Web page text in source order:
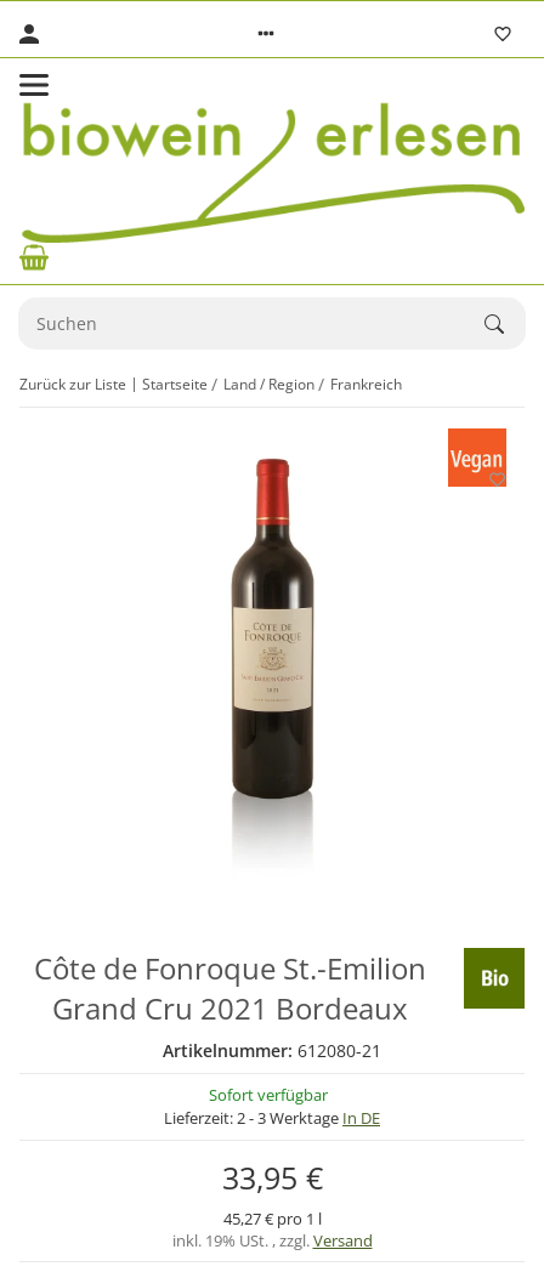
Zurück zur Liste Startseite Land / Region Frankreich
Côte de Fonroque St.-Emilion
Grand Cru 2021 Bordeaux
Artikelnummer: 612080-21
Sofort verfügbar
Lieferzeit:2 - 3 Werktage In DE
33,95 €
45,27 € pro 1 l
inkl. 19% USt. , zzgl.Versand